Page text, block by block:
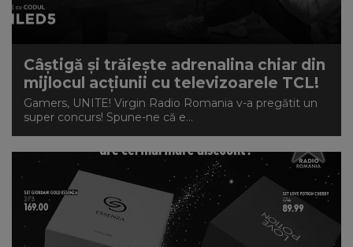
Câștigă și trăiește adrenalina chiar din
mijlocul acțiunii cu televizoarele TCL!
Gamers, UNITE! Virgin Radio Romania v-a pregătit un
super concurs! Spune-ne că e...